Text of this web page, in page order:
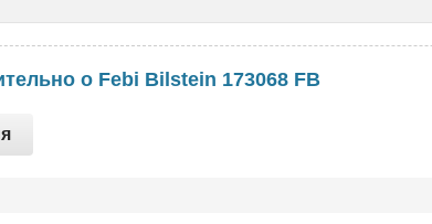
о Febi Bilstein 173068 FB